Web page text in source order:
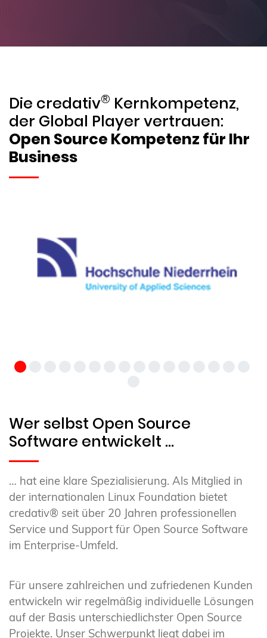
Die credativ® Kernkompetenz,
der Global Player vertrauen:
Open Source Kompetenz für Ihr
Business
Wer selbst Open Source
Software entwickelt …
… hat eine klare Spezialisierung. Als Mitglied in
der internationalen Linux Foundation bietet
credativ® seit über 20 Jahren professionellen
Service und Support für Open Source Software
im Enterprise-Umfeld.
Für unsere zahlreichen und zufriedenen Kunden
entwickeln wir regelmäßig individuelle Lösungen
auf der Basis unterschiedlichster Open Source
Projekte. Unser Schwerpunkt liegt dabei im